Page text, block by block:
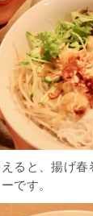
ると、揚げ春
です。